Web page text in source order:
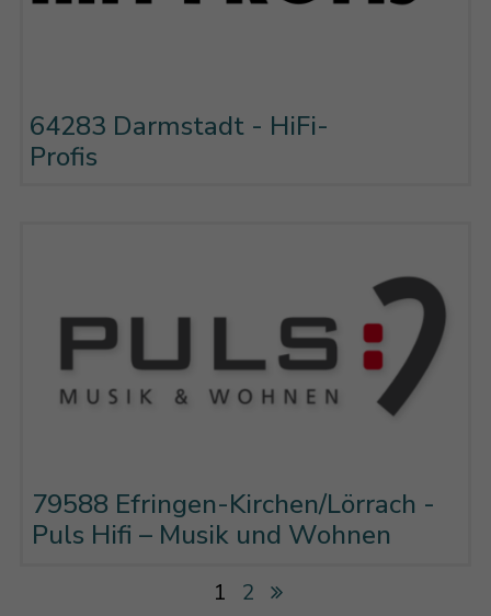
64283 Darmstadt - HiFi-
Profis
79588 Efringen-Kirchen/Lörrach -
Puls Hifi – Musik und Wohnen
1 2